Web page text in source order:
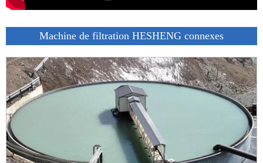
Machine de filtration HESHENG connexes